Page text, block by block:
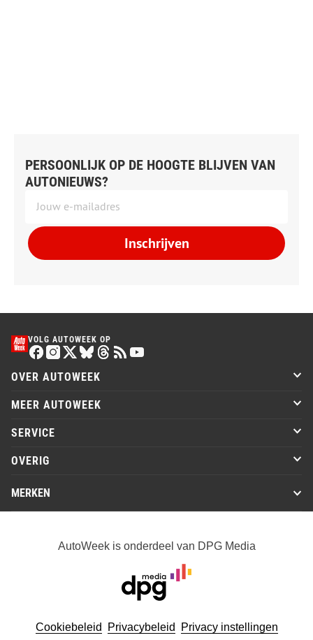
PERSOONLIJK OP DE HOOGTE BLIJVEN VAN
AUTONIEUWS?
Inschrijven
VOLG AUTOWEEK OP
OVER AUTOWEEK
MEER AUTOWEEK
SERVICE
OVERIG
MERKEN
AutoWeek is onderdeel van DPG Media
Cookiebeleid Privacybeleid Privacy instellingen